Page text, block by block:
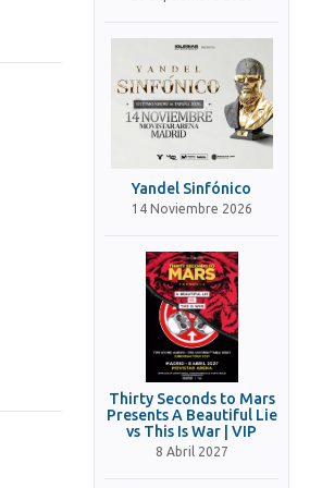
Yandel Sinfónico
14 Noviembre 2026
Thirty Seconds to Mars
Presents A Beautiful Lie
vs This Is War | VIP
8 Abril 2027